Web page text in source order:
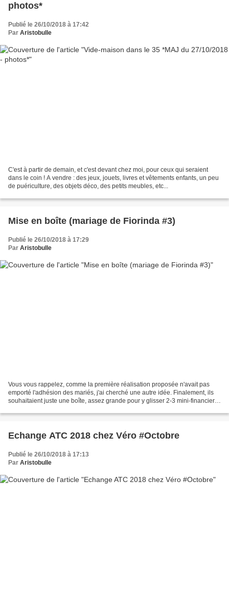
photos*
Publié le 26/10/2018 à 17:42
Par Aristobulle
C'est à partir de demain, et c'est devant chez moi, pour ceux qui seraient
dans le coin ! A vendre : des jeux, jouets, livres et vêtements enfants, un peu
de puériculture, des objets déco, des petits meubles, etc...
Mise en boîte (mariage de Fiorinda #3)
Publié le 26/10/2018 à 17:29
Par Aristobulle
Vous vous rappelez, comme la première réalisation proposée n'avait pas
emporté l'adhésion des mariés, j'ai cherché une autre idée. Finalement, ils
souhaitaient juste une boîte, assez grande pour y glisser 2-3 mini-financiers
Echange ATC 2018 chez Véro #Octobre
Publié le 26/10/2018 à 17:13
Par Aristobulle